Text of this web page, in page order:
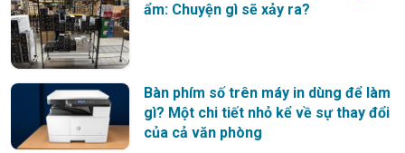
ẩm: Chuyện gì sẽ xảy ra?
Bàn phím số trên máy in dùng để làm
gì? Một chi tiết nhỏ kể về sự thay đổi
của cả văn phòng